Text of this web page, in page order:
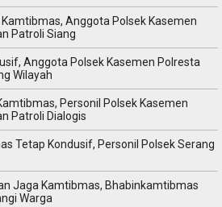
Anggota Polsek Kasemen
Patroli Siang
Anggota Polsek Kasemen Polresta
Wilayah
Personil Polsek Kasemen
Patroli Dialogis
Tetap Kondusif, Personil Polsek Serang
Jaga Kamtibmas, Bhabinkamtibmas
Warga